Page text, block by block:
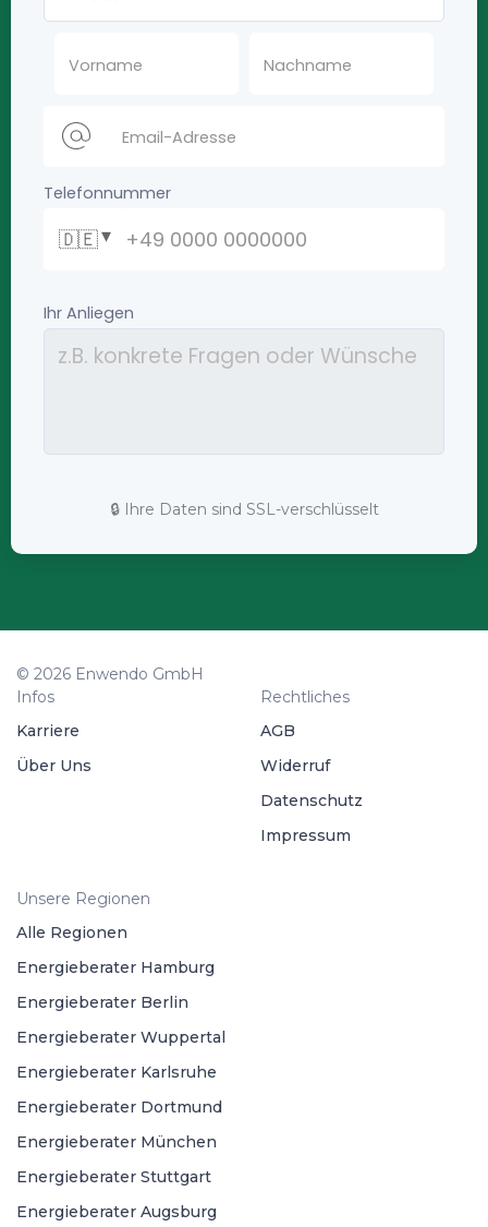
🔒 Ihre Daten sind SSL-verschlüsselt
© 2026 Enwendo GmbH
Infos
Karriere
Über Uns
Rechtliches
AGB
Widerruf
Datenschutz
Impressum
Unsere Regionen
Alle Regionen
Energieberater Hamburg
Energieberater Berlin
Energieberater Wuppertal
Energieberater Karlsruhe
Energieberater Dortmund
Energieberater München
Energieberater Stuttgart
Energieberater Augsburg